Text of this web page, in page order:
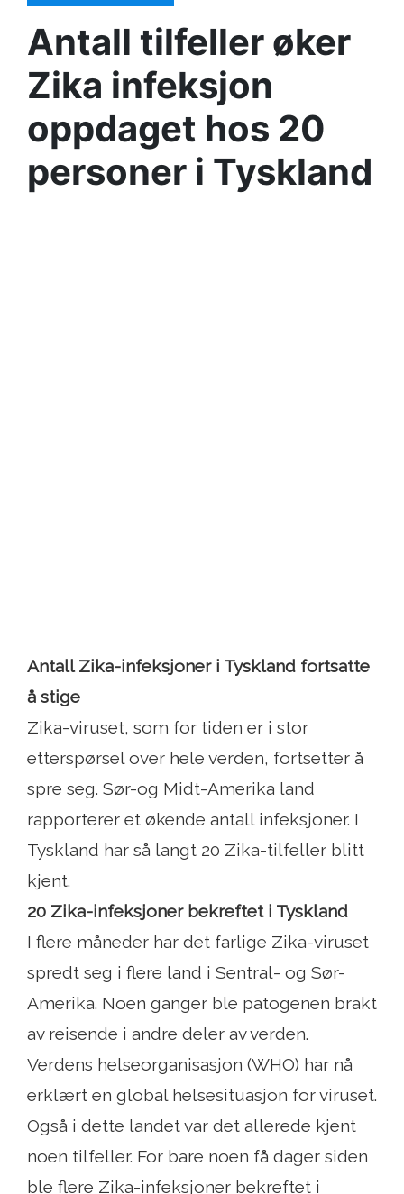
Antall tilfeller øker
Zika infeksjon
oppdaget hos 20
personer i Tyskland
Antall Zika-infeksjoner i Tyskland fortsatte
å stige
Zika-viruset, som for tiden er i stor
etterspørsel over hele verden, fortsetter å
spre seg. Sør-og Midt-Amerika land
rapporterer et økende antall infeksjoner. I
Tyskland har så langt 20 Zika-tilfeller blitt
kjent.
20 Zika-infeksjoner bekreftet i Tyskland
I flere måneder har det farlige Zika-viruset
spredt seg i flere land i Sentral- og Sør-
Amerika. Noen ganger ble patogenen brakt
av reisende i andre deler av verden.
Verdens helseorganisasjon (WHO) har nå
erklært en global helsesituasjon for viruset.
Også i dette landet var det allerede kjent
noen tilfeller. For bare noen få dager siden
ble flere Zika-infeksjoner bekreftet i